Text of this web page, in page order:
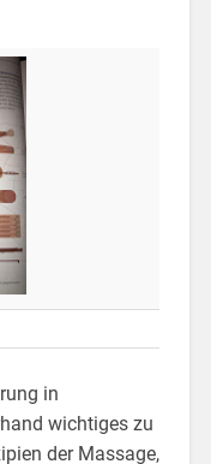
in
wichtiges zu
der Massage,